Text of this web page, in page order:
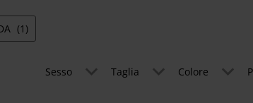
(1)
Sesso Taglia Colore